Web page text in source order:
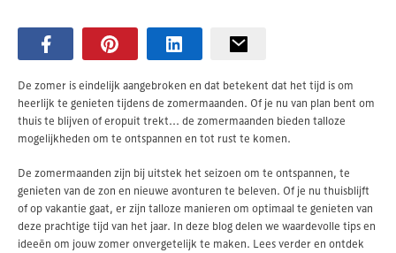
De zomer is eindelijk aangebroken en dat betekent dat het tijd is om
heerlijk te genieten tijdens de zomermaanden. Of je nu van plan bent om
thuis te blijven of eropuit trekt... de zomermaanden bieden talloze
mogelijkheden om te ontspannen en tot rust te komen.
De zomermaanden zijn bij uitstek het seizoen om te ontspannen, te
genieten van de zon en nieuwe avonturen te beleven. Of je nu thuisblijft
of op vakantie gaat, er zijn talloze manieren om optimaal te genieten van
deze prachtige tijd van het jaar. In deze blog delen we waardevolle tips en
ideeën om jouw zomer onvergetelijk te maken. Lees verder en ontdek